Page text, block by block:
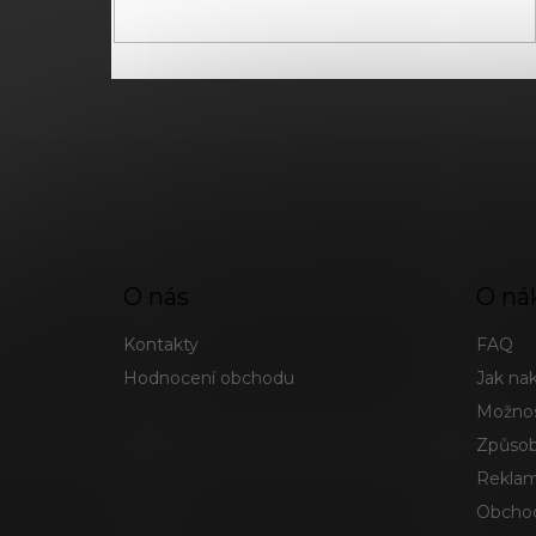
O nás
Kontakty
Hodnocení obchodu
FAQ
Jak